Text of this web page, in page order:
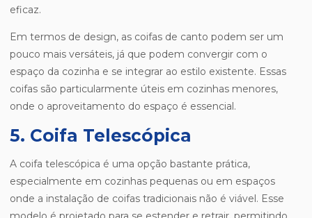
eficaz.
Em termos de design, as coifas de canto podem ser um
pouco mais versáteis, já que podem convergir com o
espaço da cozinha e se integrar ao estilo existente. Essas
coifas são particularmente úteis em cozinhas menores,
onde o aproveitamento do espaço é essencial.
5. Coifa Telescópica
A coifa telescópica é uma opção bastante prática,
especialmente em cozinhas pequenas ou em espaços
onde a instalação de coifas tradicionais não é viável. Esse